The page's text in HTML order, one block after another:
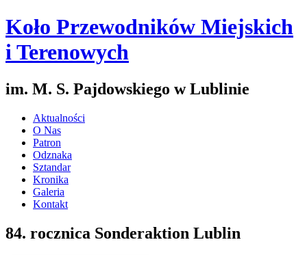
Koło Przewodników Miejskich
i Terenowych
im. M. S. Pajdowskiego w Lublinie
Aktualności
O Nas
Patron
Odznaka
Sztandar
Kronika
Galeria
Kontakt
84. rocznica Sonderaktion Lublin